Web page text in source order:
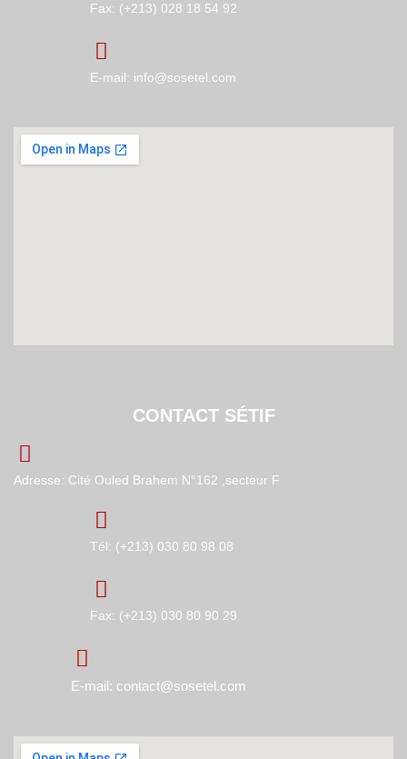
Fax: (+213) 028 18 54 92
E-mail: info@sosetel.com
CONTACT SÉTIF
Adresse: Cité Ouled Brahem N°162 ,secteur F
Tél: (+213) 030 80 98 08
Fax: (+213) 030 80 90 29
E-mail: contact@sosetel.com